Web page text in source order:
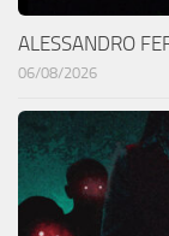
ALESSANDRO
06/08/2026